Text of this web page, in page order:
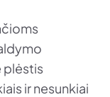
plėstis
ir nesunkiai